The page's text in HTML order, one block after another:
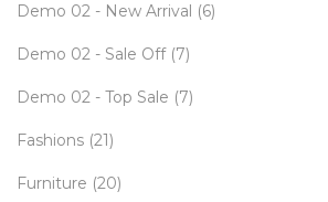
Demo 02 - New Arrival (6)
Demo 02 - Sale Off (7)
Demo 02 - Top Sale (7)
Fashions (21)
Furniture (20)